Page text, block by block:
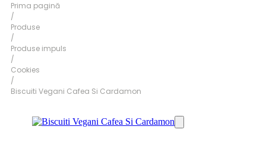
Prima pagină
/
Produse
/
Produse impuls
/
Cookies
/
Biscuiti Vegani Cafea Si Cardamon